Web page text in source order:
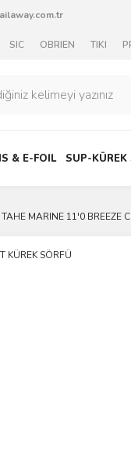
SIC OBRIEN TIKI
& E-FOIL SUP-KÜREK
TAHE MARINE 11'0 BREEZE